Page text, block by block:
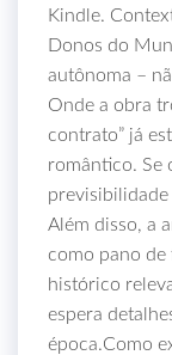
Kindle.
Donos do
autônoma –
Onde a obra
contrato” já
romântico. Se
previsibilidade
Além disso, a
como pano
histórico
espera
época.Como